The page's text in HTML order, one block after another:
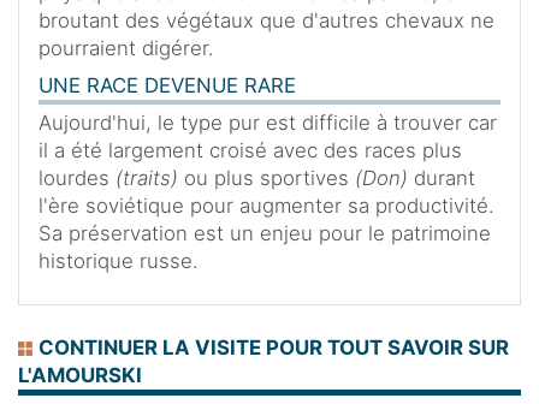
broutant des végétaux que d'autres chevaux ne
pourraient digérer.
UNE RACE DEVENUE RARE
Aujourd'hui, le type pur est difficile à trouver car
il a été largement croisé avec des races plus
lourdes (traits) ou plus sportives (Don) durant
l'ère soviétique pour augmenter sa productivité.
Sa préservation est un enjeu pour le patrimoine
historique russe.
CONTINUER LA VISITE POUR TOUT SAVOIR SUR
L'AMOURSKI